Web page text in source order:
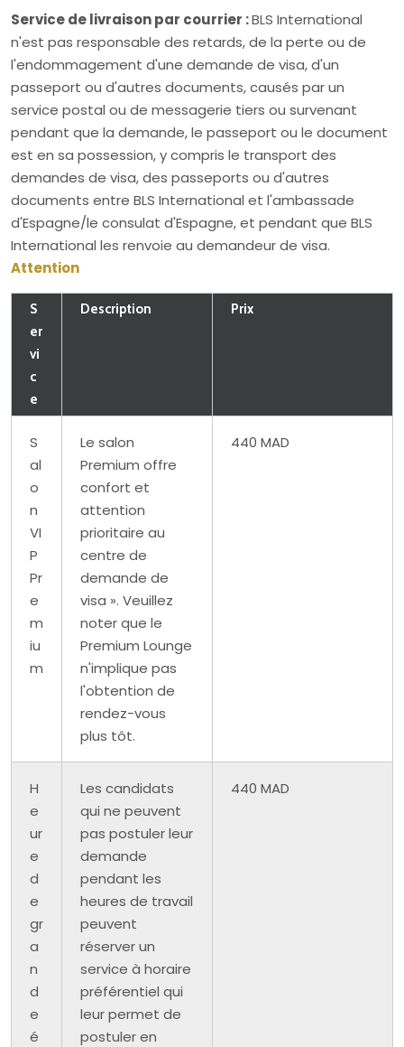
Service de livraison par courrier :BLS International
n'est pas responsable des retards, de la perte ou de
l'endommagement d'une demande de visa, d'un
passeport ou d'autres documents, causés par un
service postal ou de messagerie tiers ou survenant
pendant que la demande, le passeport ou le document
est en sa possession, y compris le transport des
demandes de visa, des passeports ou d'autres
documents entre BLS International et l'ambassade
d'Espagne/le consulat d'Espagne, et pendant que BLS
International les renvoie au demandeur de visa.
Attention
S
er
vi
c
e
Description Prix
S
al
o
n
VI
P
Pr
e
m
iu
m
Le salon
Premium offre
confort et
attention
prioritaire au
centre de
demande de
visa ». Veuillez
noter que le
Premium Lounge
n'implique pas
l'obtention de
rendez-vous
plus tôt.
440 MAD
H
e
ur
e
d
e
gr
a
n
d
e
é
Les candidats
qui ne peuvent
pas postuler leur
demande
pendant les
heures de travail
peuvent
réserver un
service à horaire
préférentiel qui
leur permet de
postuler en
440 MAD